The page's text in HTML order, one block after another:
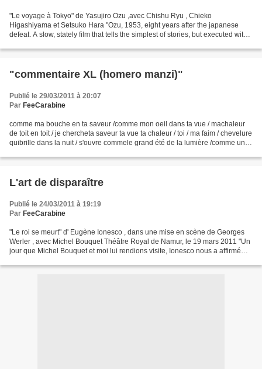
"Le voyage à Tokyo" de Yasujiro Ozu ,avec Chishu Ryu , Chieko
Higashiyama et Setsuko Hara "Ozu, 1953, eight years after the japanese
defeat. A slow, stately film that tells the simplest of stories, but executed with
"commentaire XL (homero manzi)"
Publié le 29/03/2011 à 20:07
Par FeeCarabine
comme ma bouche en ta saveur /comme mon oeil dans ta vue / machaleur
de toit en toit / je chercheta saveur ta vue ta chaleur / toi / ma faim / chevelure
quibrille dans la nuit / s'ouvre commele grand été de la lumière /comme une
L'art de disparaître
Publié le 24/03/2011 à 19:19
Par FeeCarabine
"Le roi se meurt" d' Eugène Ionesco , dans une mise en scène de Georges
Werler , avec Michel Bouquet Théâtre Royal de Namur, le 19 mars 2011 "Un
jour que Michel Bouquet et moi lui rendions visite, Ionesco nous a affirmé